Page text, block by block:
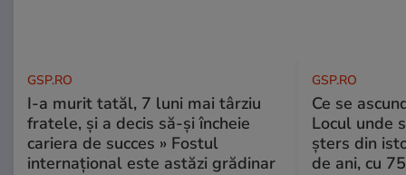
GSP.RO
I-a murit tatăl, 7 luni mai târziu
fratele, și a decis să-și încheie
cariera de succes » Fostul
internațional este astăzi grădinar
GSP.RO
Ce se
Locul unde
șters din
de ani, cu